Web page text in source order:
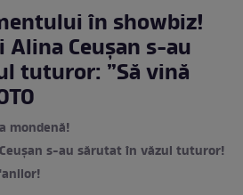
în showbiz!
Alina Ceușan s-au
tuturor: ”Să vină
mondenă!
s-au sărutat în văzul tuturor!